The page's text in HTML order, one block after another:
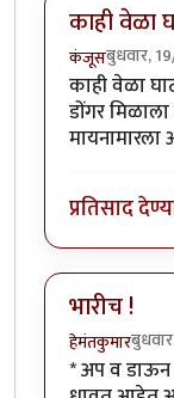
काही वेळा
कंजूसबुधवार,
काही वेळा
डोंगर मिळाला
प्रतिसाद
भारीच !
हेमंतकुमार
* अप व डाऊन